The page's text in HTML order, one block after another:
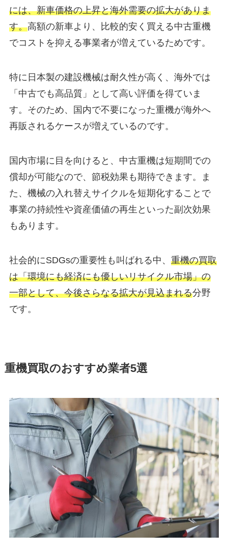
には、新車価格の上昇と海外需要の拡大がありま
す。高額の新車より、比較的安く買える中古重機
でコストを抑える事業者が増えているためです。
特に日本製の建設機械は耐久性が高く、海外では
「中古でも高品質」として高い評価を得ていま
す。そのため、国内で不要になった重機が海外へ
再販されるケースが増えているのです。
国内市場に目を向けると、中古重機は短期間での
償却が可能なので、節税効果も期待できます。ま
た、機械の入れ替えサイクルを短期化することで
事業の持続性や資産価値の再生といった副次効果
もあります。
社会的にSDGsの重要性も叫ばれる中、 重機の買取
は「環境にも経済にも優しいリサイクル市場」の
一部として、今後さらなる拡大が見込まれる分野
です。
重機買取のおすすめ業者5選